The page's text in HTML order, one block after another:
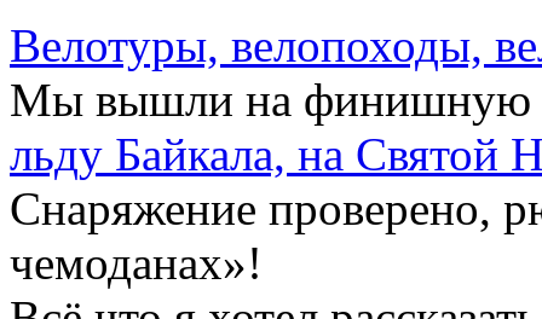
Велотуры, велопоходы,
Мы вышли на финишную
льду Байкала, на Святой
Снаряжение проверено,
чемоданах»!